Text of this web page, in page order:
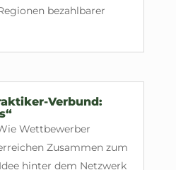
bezahlbarer
Verbund:
Wettbewerber
Zusammen zum
hinter dem Netzwerk